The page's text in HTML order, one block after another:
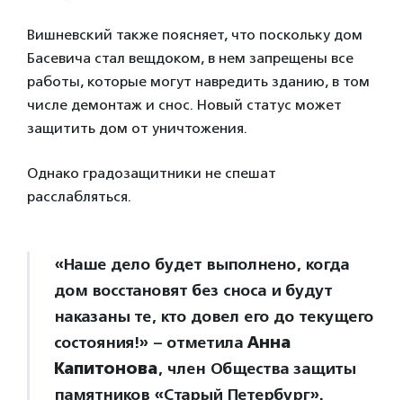
Вишневский также поясняет, что поскольку дом
Басевича стал вещдоком, в нем запрещены все
работы, которые могут навредить зданию, в том
числе демонтаж и снос. Новый статус может
защитить дом от уничтожения.
Однако градозащитники не спешат
расслабляться.
«Наше дело будет выполнено, когда
дом восстановят без сноса и будут
наказаны те, кто довел его до текущего
состояния!» – отметила Анна
Капитонова, член Общества защиты
памятников «Старый Петербург».